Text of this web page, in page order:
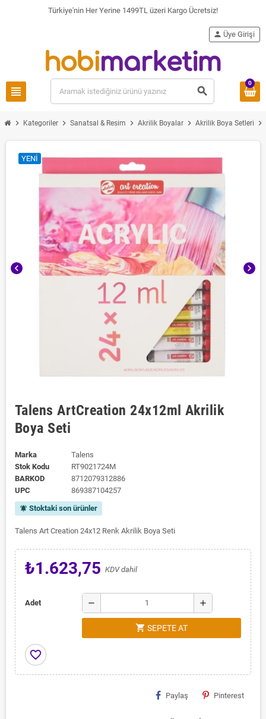
Türkiye'nin Her Yerine 1499TL üzeri Kargo Ücretsiz!
view_headline search
person Üye Girişi
0
chevron_right Kategoriler chevron_right Sanatsal & Resim chevron_right Akrilik Boyalar chevron_right Akrilik Boya Setleri chevron_right
chevron_left chevron_right
YENI
Talens ArtCreation 24x12ml Akrilik
Boya Seti
Marka
Talens
Stok Kodu
RT9021724M
BARKOD
8712079312886
UPC
869387104257
notifications_active Stoktaki son ürünler
Talens Art Creation 24x12 Renk Akrilik Boya Seti
₺1.623,75 KDV dahil
Adet remove add
shopping_cart SEPETE AT
favorite_border
Paylaş Pinterest